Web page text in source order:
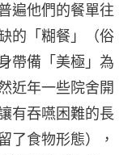
遍他們的餐單往
的「糊餐」（俗
帶備「美極」為
近年一些院舍開
有吞嚥困難的長
了食物形態），